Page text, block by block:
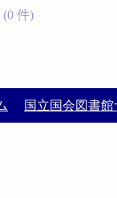
件)
国立国会図書館